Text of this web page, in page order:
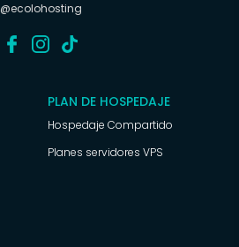
@ecolohosting
PLAN DE HOSPEDAJE
Hospedaje Compartido
Planes servidores VPS